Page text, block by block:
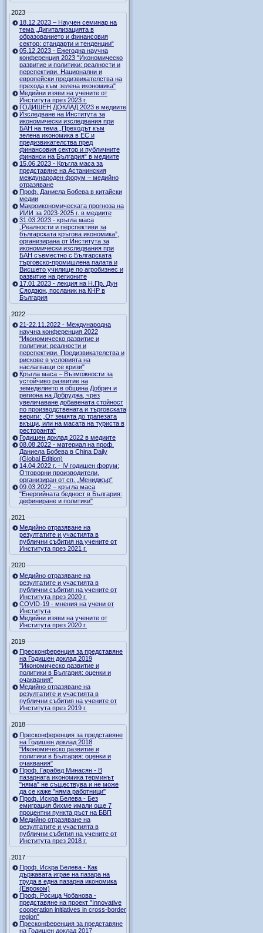
2023
18.12.2023 – Научен семинар на
тема „Дигитализацията в
образованието и финансовия
сектор: стандарти и тенденции“
05.12.2023 - Ежегодна научна
конференция 2023 "Икономическо
развитие и политики: реалности и
перспективи. Национални и
европейски предизвикателства на
прехода към зелена икономика"
Медийни изяви на учените от
Института през 2023 г.
ГОДИШЕН ДОКЛАД 2023 в медиите
Изследване на Института за
икономически изследвания при
БАН на тема „Преходът към
зелена икономика в ЕС и
предизвикателства пред
финансовия сектор и публичните
финанси на България“ в медиите
15.06.2023 - Кръгла маса за
представяне на Астанинския
международен форум – медийно
отразяване
Проф. Даниела Бобева в китайски
медии
Макроикономическата прогноза на
ИИИ за 2023-2025 г. в медиите
31.03.2023 - кръгла маса
„Реалности и перспективи за
българската кръгова икономика”,
организирана от Института за
икономически изследвания при
БАН съвместно с Българската
търговско-промишлена палата и
Висшето училище по агробизнес и
развитие на регионите
17.01.2023 - лекция на Н.Пр. Дун
Сяодзюн, посланик на КНР в
България
2022
21-22.11.2022 - Международна
научна конференция 2022
"Икономическо развитие и
политики: реалности и
перспективи. Предизвикателства и
рискове в условията на
наслагващи се кризи"
Кръгла маса – Възможности за
устойчиво развитие на
земеделието в община Добрич и
региона на Добруджа, чрез
увеличаване добавената стойност
по производствената и търговската
вериги: „От земята до трапезата
вкъщи, или на масата на туриста в
ресторанта“
Годишен доклад 2022 в медиите
08.08.2022 - материал на проф.
Даниела Бобева в China Daily
(Global Edition)
14.04.2022 г. - IV годишен форум:
Отговорни производители,
организиран от сп. „Мениджър“
09.03.2022 – кръгла маса
"Енергийната бедност в България:
дефиниране и политики"
2021
Медийно отразяване на
резултатите и участията в
публични събития на учените от
Института през 2021 г.
2020
Медийно отразяване на
резултатите и участията в
публични събития на учените от
Института през 2020 г.
COVID-19 - мнения на учени от
Института
Медийни изяви на учените от
Института през 2020 г.
2019
Пресконференция за представяне
на Годишен доклад 2019
"Икономическо развитие и
политики в България: оценки и
очаквания"
Медийно отразяване на
резултатите и участията в
публични събития на учените от
Института през 2019 г.
2018
Пресконференция за представяне
на Годишен доклад 2018
"Икономическо развитие и
политики в България: оценки и
очаквания"
Проф. Гарабед Минасян - В
пазарната икономика терминът
"няма" не съществува и не може
да се каже "няма работници"
Проф. Искра Белева - Без
емиграция бихме имали още 7
процентни пункта ръст на БВП
Медийно отразяване на
резултатите и участията в
публични събития на учените от
Института през 2018 г.
2017
Проф. Искра Белева - Как
държавата играе на пазара на
труда в една пазарна икономика
(Евроком)
Проф. Росица Чобанова -
представяне на проект "Innovative
cooperation initiatives in cross-border
region"
Пресконференция за представяне
на Годишен доклад 2017